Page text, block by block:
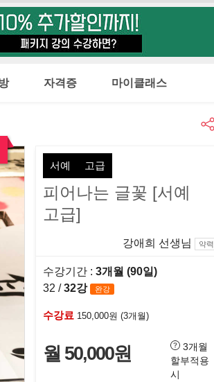
자격증 마이클래스
서예 고급
피어나는 글꽃 [서예
고급]
강애희 선생님 약력
수강기간 : 3개월 (90일)
32 /32강 완강
수강료 150,000원 (3개월)
월 50,000원
3개월
할부적용
시